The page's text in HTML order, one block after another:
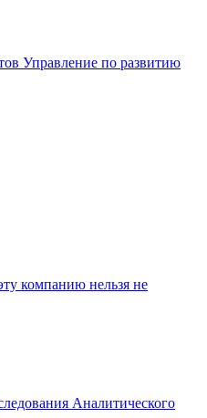
Управление по развитию
компанию нельзя не
Аналитического